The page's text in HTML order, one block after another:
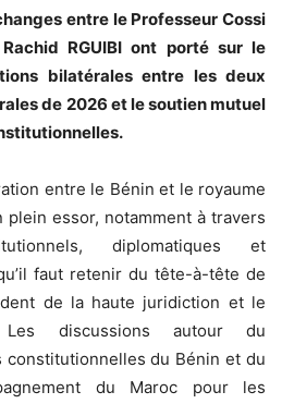
entre le Professeur Cossi
RGUIBI ont porté sur le
bilatérales entre les deux
de 2026 et le soutien mutuel
entre le Bénin et le royaume
essor, notamment à travers
diplomatiques et
faut retenir du tête-à-tête de
de la haute juridiction et le
Les discussions autour du
du Bénin et du
du Maroc pour les